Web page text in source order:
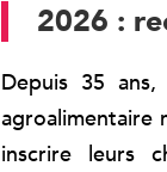
2026 :
Depuis 35
agroalimentaire
inscrire leurs